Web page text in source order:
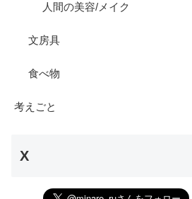
人間の美容/メイク
文房具
食べ物
考えごと
X